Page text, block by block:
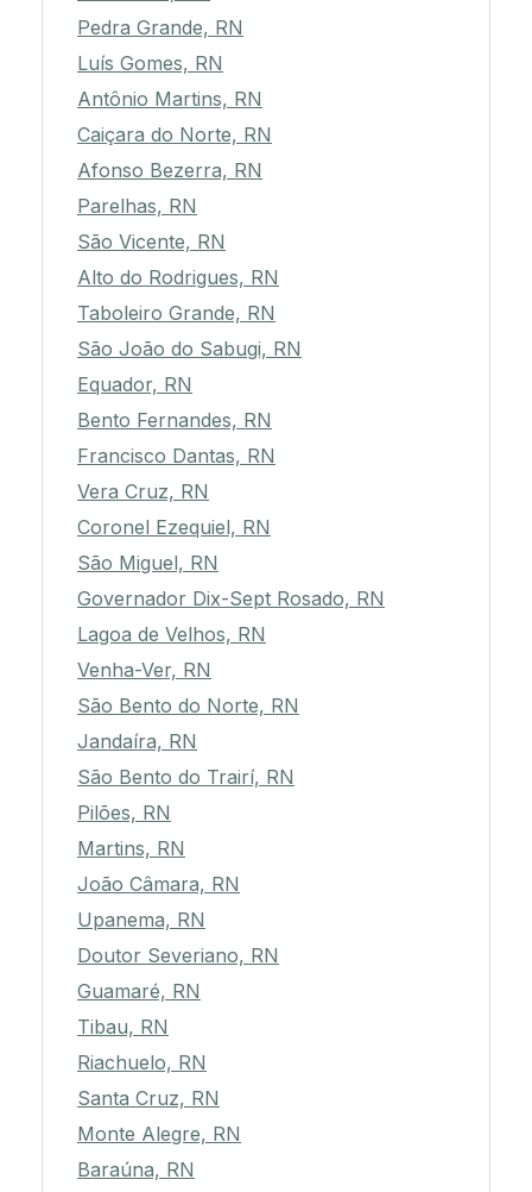
Pedra Grande, RN
Luís Gomes, RN
Antônio Martins, RN
Caiçara do Norte, RN
Afonso Bezerra, RN
Parelhas, RN
São Vicente, RN
Alto do Rodrigues, RN
Taboleiro Grande, RN
São João do Sabugi, RN
Equador, RN
Bento Fernandes, RN
Francisco Dantas, RN
Vera Cruz, RN
Coronel Ezequiel, RN
São Miguel, RN
Governador Dix-Sept Rosado, RN
Lagoa de Velhos, RN
Venha-Ver, RN
São Bento do Norte, RN
Jandaíra, RN
São Bento do Trairí, RN
Pilões, RN
Martins, RN
João Câmara, RN
Upanema, RN
Doutor Severiano, RN
Guamaré, RN
Tibau, RN
Riachuelo, RN
Santa Cruz, RN
Monte Alegre, RN
Baraúna, RN